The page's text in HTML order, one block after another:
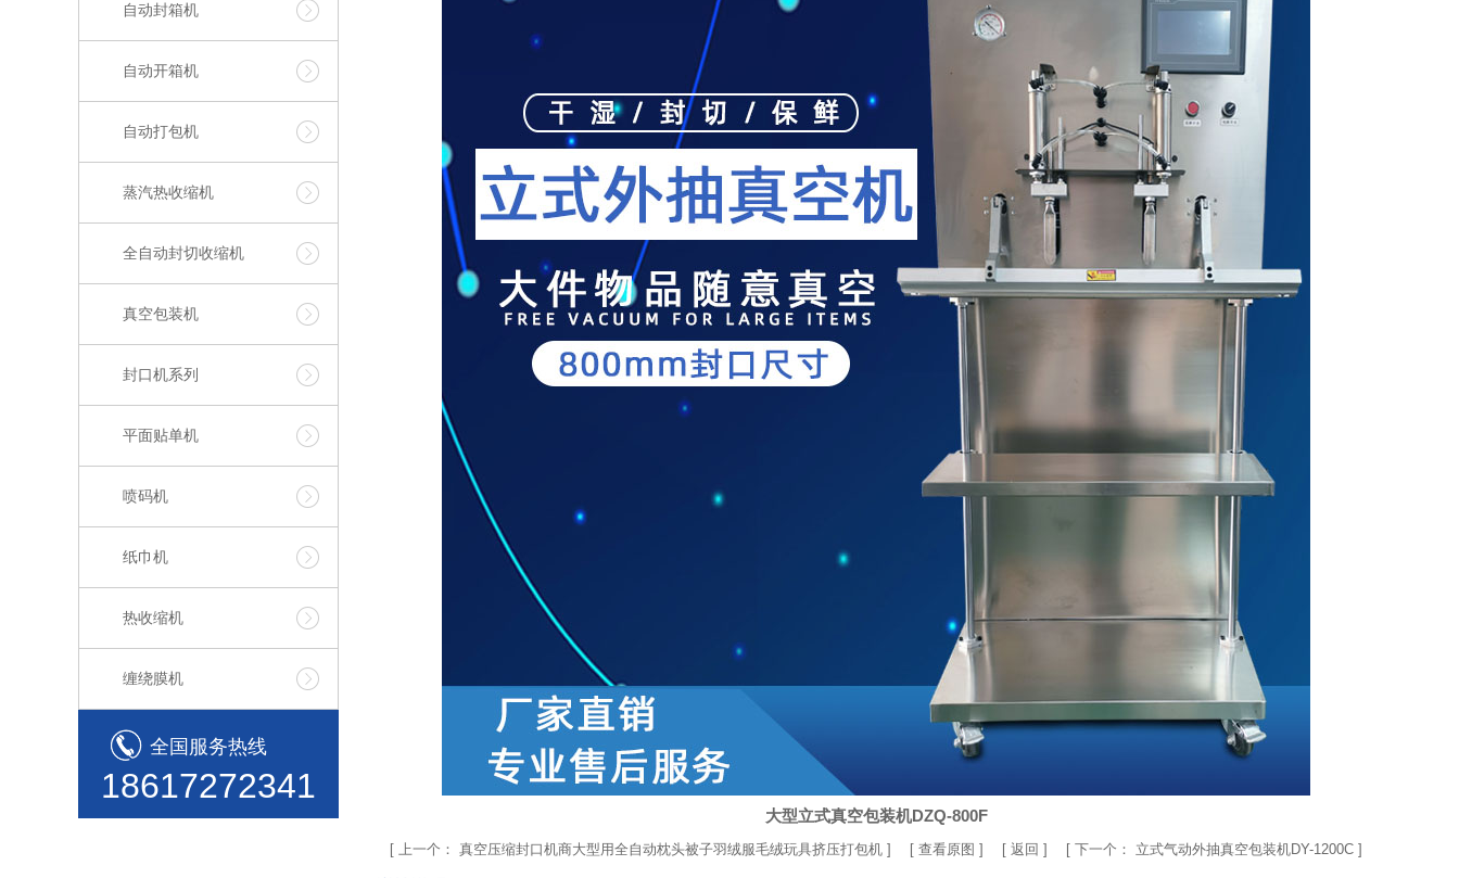
自动封箱机
自动开箱机
自动打包机
蒸汽热收缩机
全自动封切收缩机
真空包装机
封口机系列
平面贴单机
喷码机
纸巾机
热收缩机
缠绕膜机
全国服务热线
18617272341
大型立式真空包装机DZQ-800F
[ 上一个： 真空压缩封口机商大型用全自动枕头被子羽绒服毛绒玩具挤压打包机 ] [ 查看原图 ] [ 返回 ] [ 下一个： 立式气动外抽真空包装机DY-1200C ]